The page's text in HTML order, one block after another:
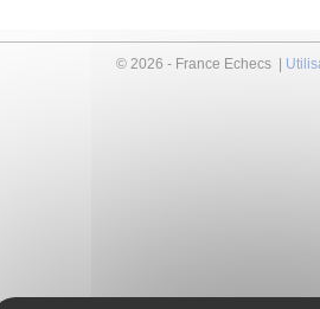
© 2026 - France Echecs |